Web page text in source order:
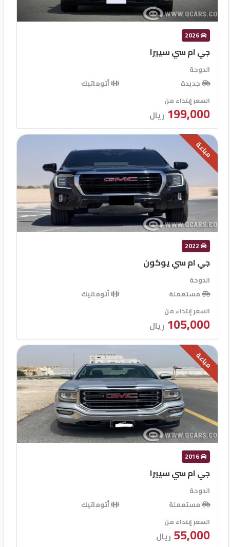
2026
جي ام سي سييرا
الدوحة
جديدة
أتوماتيك
السعر إبتداء من
199,000 ريال
مباعة
2022
جي ام سي يوكون
الدوحة
مستعملة
أتوماتيك
السعر إبتداء من
105,000 ريال
مباعة
2016
جي ام سي سييرا
الدوحة
مستعملة
أتوماتيك
السعر إبتداء من
55,000 ريال